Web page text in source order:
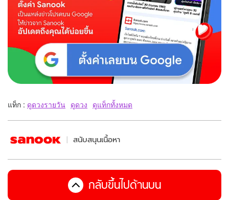
แท็ก : ดูดวงรายวัน ดูดวง ดูแท็กทั้งหมด
สนับสนุนเนื้อหา
กลับขึ้นไปด้านบน